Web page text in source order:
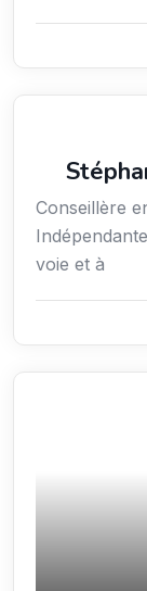
Conseillère
voie et à